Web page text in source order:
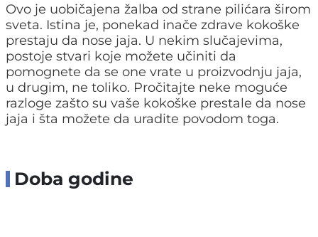
Ovo je uobičajena žalba od strane pilićara širom
sveta. Istina je, ponekad inače zdrave kokoške
prestaju da nose jaja. U nekim slučajevima,
postoje stvari koje možete učiniti da
pomognete da se one vrate u proizvodnju jaja,
u drugim, ne toliko. Pročitajte neke moguće
razloge zašto su vaše kokoške prestale da nose
jaja i šta možete da uradite povodom toga.
Doba godine